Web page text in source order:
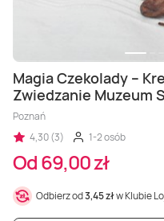
Magia Czekolady –
Zwiedzanie Muzeum
Poznań
4,30 (3)
1-2 osób
Od 69,00 zł
Odbierz od3,45 złw Klubie